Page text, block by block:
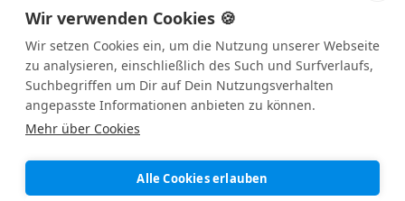
Wir verwenden Cookies 🍪
Wir setzen Cookies ein, um die Nutzung unserer Webseite
zu analysieren, einschließlich des Such und Surfverlaufs,
Suchbegriffen um Dir auf Dein Nutzungsverhalten
angepasste Informationen anbieten zu können.
Mehr über Cookies
Alle Cookies erlauben
Für OEGO Mitglieder
Für VDOE Mitglieder